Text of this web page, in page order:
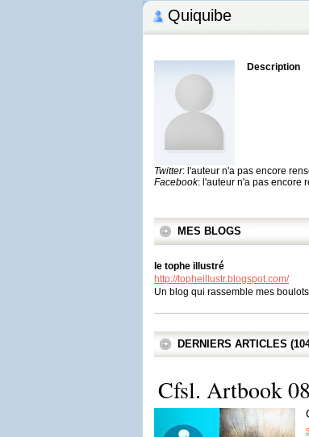
Quiquibe
Description
Twitter: l'auteur n'a pas encore
Facebook: l'auteur n'a pas encore
MES BLOGS
le tophe illustré
http://topheillustr.blogspot.com/
Un blog qui rassemble mes
DERNIERS ARTICLES
Cfsl. Artbook 08